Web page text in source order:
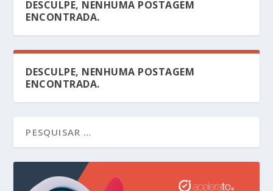
DESCULPE, NENHUMA POSTAGEM
ENCONTRADA.
DESCULPE, NENHUMA POSTAGEM
ENCONTRADA.